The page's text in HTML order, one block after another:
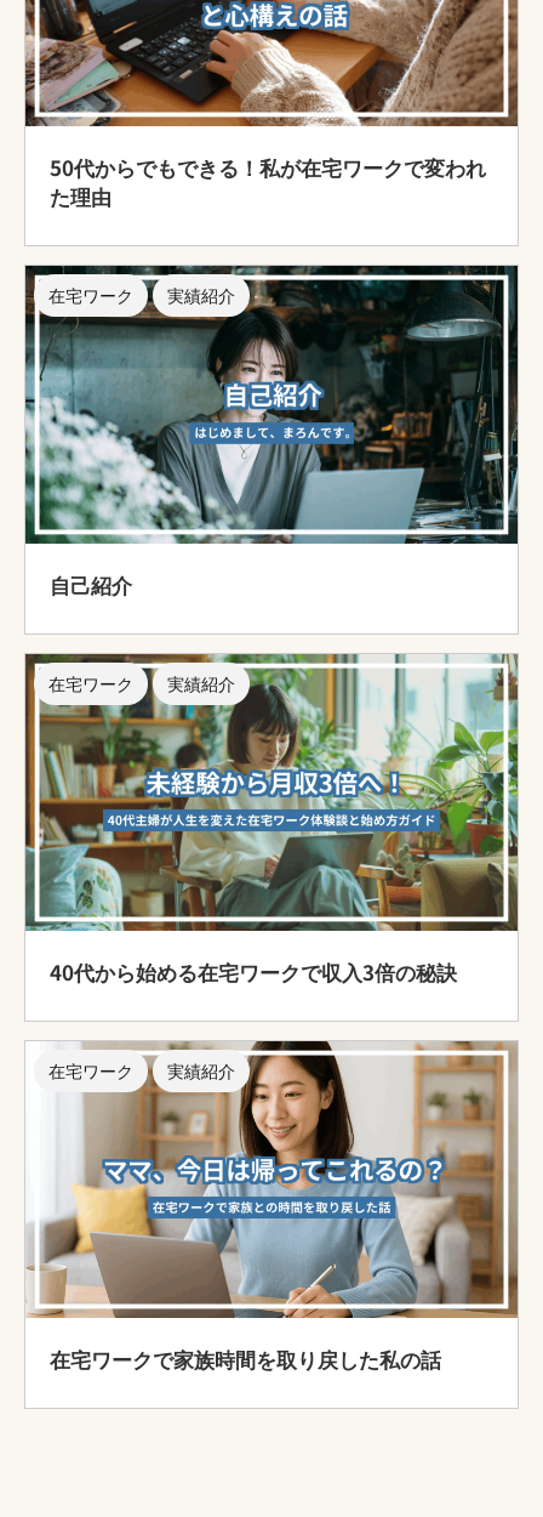
50代からでもできる！私が在宅ワークで変われ
た理由
在宅ワーク 実績紹介
自己紹介
在宅ワーク 実績紹介
40代から始める在宅ワークで収入3倍の秘訣
在宅ワーク 実績紹介
在宅ワークで家族時間を取り戻した私の話